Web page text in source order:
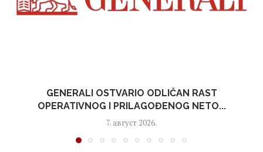
GENERALI OSTVARIO ODLIČAN RAST
OPERATIVNOG I PRILAGOĐENOG NETO...
7. август 2026.